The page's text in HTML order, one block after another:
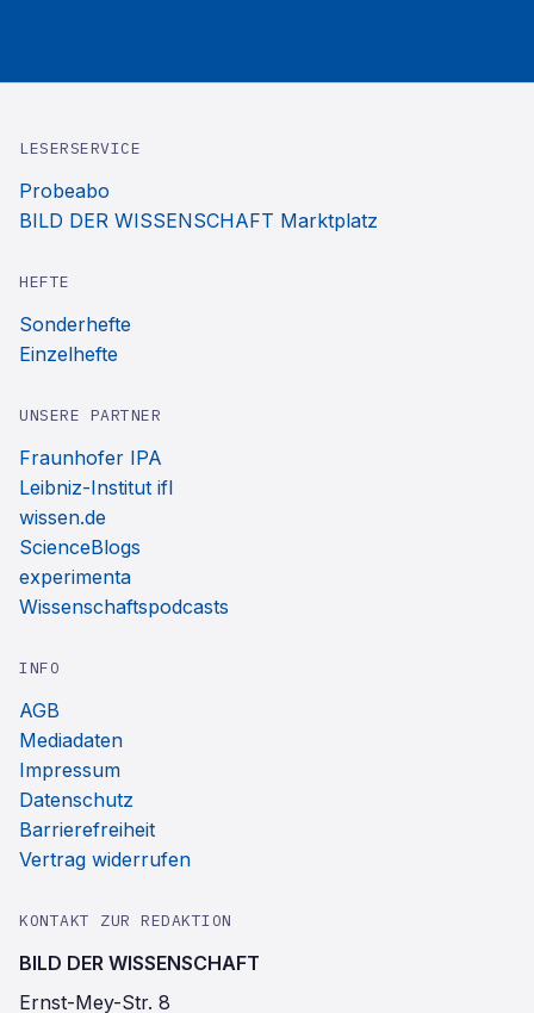
LESERSERVICE
Probeabo
BILD DER WISSENSCHAFT Marktplatz
HEFTE
Sonderhefte
Einzelhefte
UNSERE PARTNER
Fraunhofer IPA
Leibniz-Institut ifl
wissen.de
ScienceBlogs
experimenta
Wissenschaftspodcasts
INFO
AGB
Mediadaten
Impressum
Datenschutz
Barrierefreiheit
Vertrag widerrufen
KONTAKT ZUR REDAKTION
BILD DER WISSENSCHAFT
Ernst-Mey-Str. 8